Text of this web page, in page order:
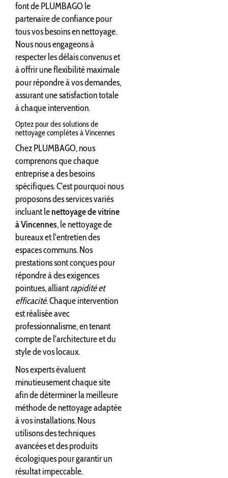
font de PLUMBAGO le
partenaire de confiance pour
tous vos besoins en nettoyage.
Nous nous engageons à
respecter les délais convenus et
à offrir une flexibilité maximale
pour répondre à vos demandes,
assurant une satisfaction totale
à chaque intervention.
Optez pour des solutions de
nettoyage complètes à Vincennes
Chez PLUMBAGO, nous
comprenons que chaque
entreprise a des besoins
spécifiques. C'est pourquoi nous
proposons des services variés
incluant lenettoyage de vitrine
à Vincennes, le nettoyage de
bureaux et l'entretien des
espaces communs. Nos
prestations sont conçues pour
répondre à des exigences
pointues, alliantrapidité et
efficacité. Chaque intervention
est réalisée avec
professionnalisme, en tenant
compte de l'architecture et du
style de vos locaux.
Nos experts évaluent
minutieusement chaque site
afin de déterminer la meilleure
méthode de nettoyage adaptée
à vos installations. Nous
utilisons des techniques
avancées et des produits
écologiques pour garantir un
résultat impeccable.